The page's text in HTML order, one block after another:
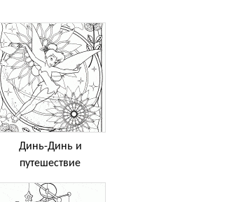
Динь-Динь и
путешествие